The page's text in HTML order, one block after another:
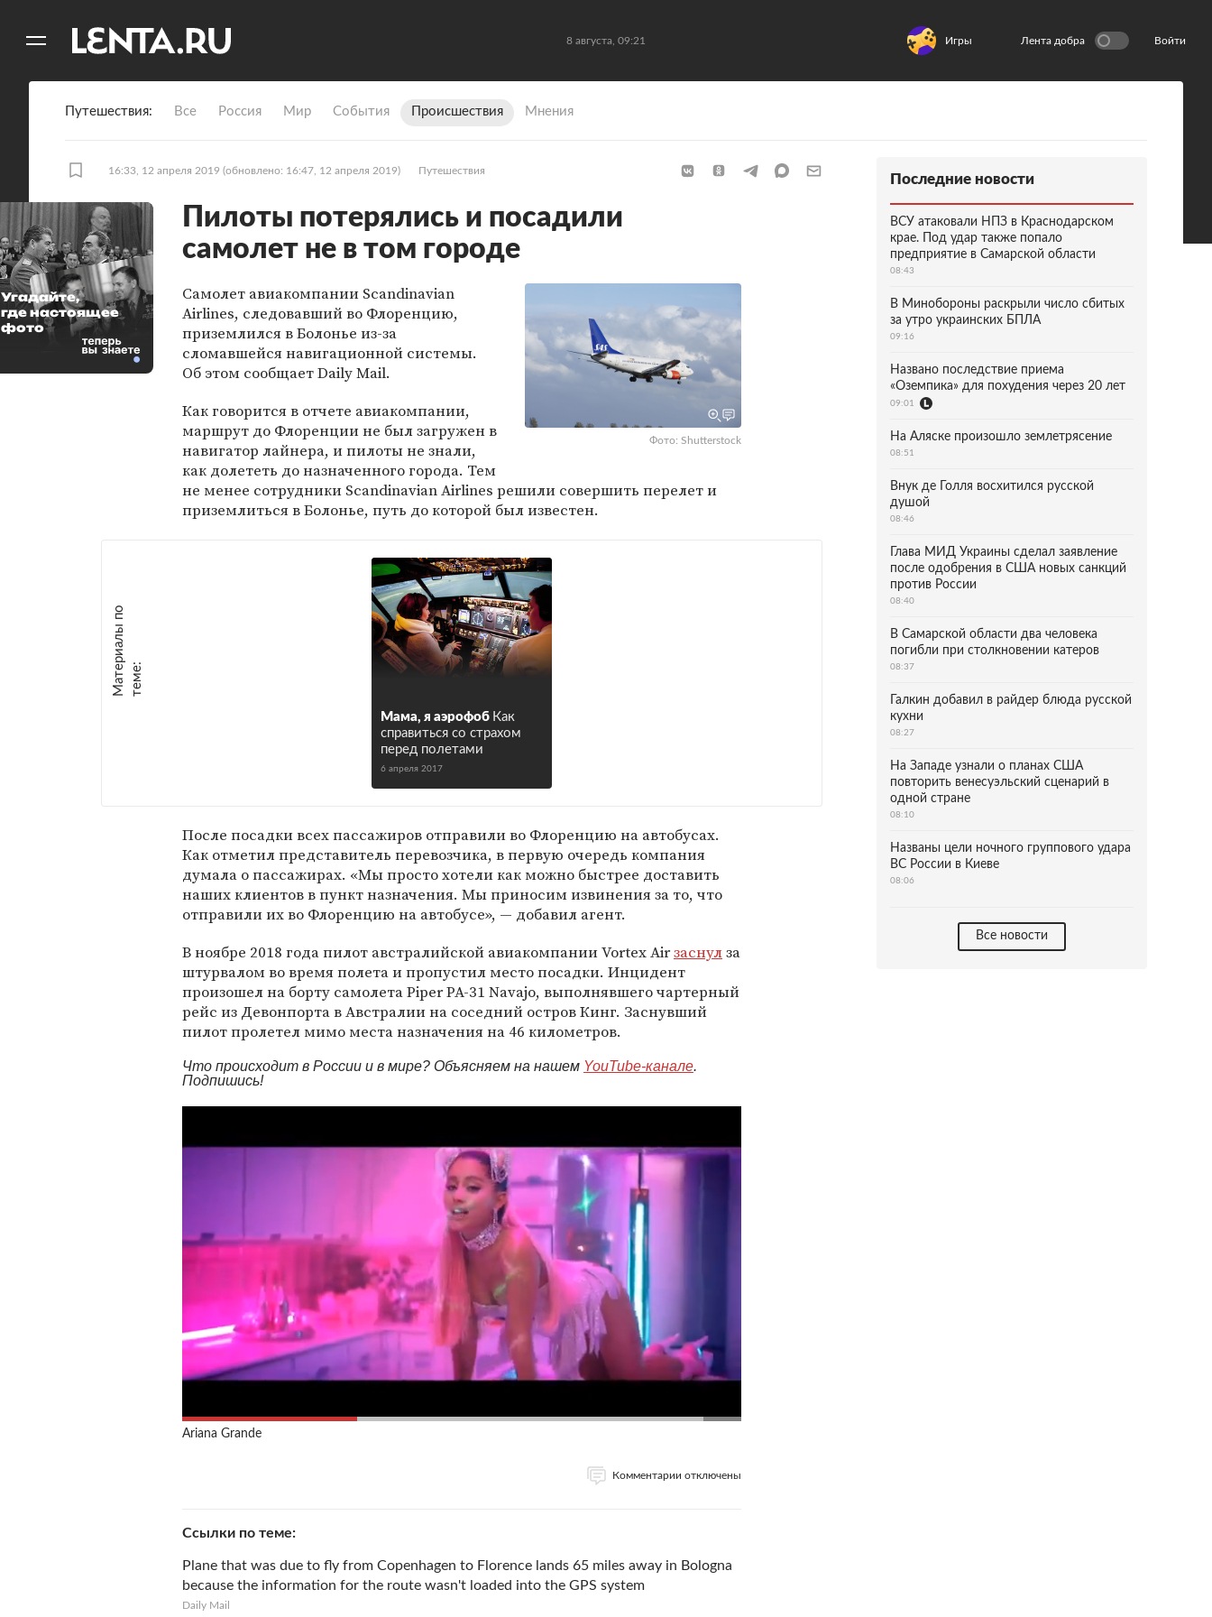
8 августа, 09:21 Игры Лента добра Войти
Путешествия Все Россия Мир События Происшествия Мнения
16:33, 12 апреля 2019 (обновлено: 16:47, 12 апреля 2019) Путешествия
Пилоты потерялись и посадили
самолет не в том городе
Фото: Shutterstock
Самолет авиакомпании Scandinavian
Airlines, следовавший во Флоренцию,
приземлился в Болонье из-за
сломавшейся навигационной системы.
Об этом сообщает Daily Mail.
Как говорится в отчете авиакомпании,
маршрут до Флоренции не был загружен в
навигатор лайнера, и пилоты не знали,
как долететь до назначенного города. Тем
не менее сотрудники Scandinavian Airlines решили совершить перелет и
приземлиться в Болонье, путь до которой был известен.
М
а
т е
р
и
а
л
ы
п
о
т
е
м
е :
Мама, я аэрофоб Как
справиться со страхом
перед полетами
6 апреля 2017
После посадки всех пассажиров отправили во Флоренцию на автобусах.
Как отметил представитель перевозчика, в первую очередь компания
думала о пассажирах. «Мы просто хотели как можно быстрее доставить
наших клиентов в пункт назначения. Мы приносим извинения за то, что
отправили их во Флоренцию на автобусе», — добавил агент.
В ноябре 2018 года пилот австралийской авиакомпании Vortex Airзаснулза
штурвалом во время полета и пропустил место посадки. Инцидент
произошел на борту самолета Piper PA-31 Navajo, выполнявшего чартерный
рейс из Девонпорта в Австралии на соседний остров Кинг. Заснувший
пилот пролетел мимо места назначения на 46 километров.
Что происходит в России и в мире? Объясняем на нашем YouTube-канале.
Подпишись!
Ariana Grande
Комментарии отключены
Ссылки по теме
Plane that was due to fly from Copenhagen to Florence lands 65 miles away in Bologna
because the information for the route wasn't loaded into the GPS system
Daily Mail
Угадайте,
где настоящее
фото
Последние новости
ВСУ атаковали НПЗ в Краснодарском
крае. Под удар также попало
предприятие в Самарской области
08:43
В Минобороны раскрыли число сбитых
за утро украинских БПЛА
09:16
Названо последствие приема
«Оземпика» для похудения через 20 лет
09:01
На Аляске произошло землетрясение
08:51
Внук де Голля восхитился русской
душой
08:46
Глава МИД Украины сделал заявление
после одобрения в США новых санкций
против России
08:40
В Самарской области два человека
погибли при столкновении катеров
08:37
Галкин добавил в райдер блюда русской
кухни
08:27
На Западе узнали о планах США
повторить венесуэльский сценарий в
одной стране
08:10
Названы цели ночного группового удара
ВС России в Киеве
08:06
Все новости